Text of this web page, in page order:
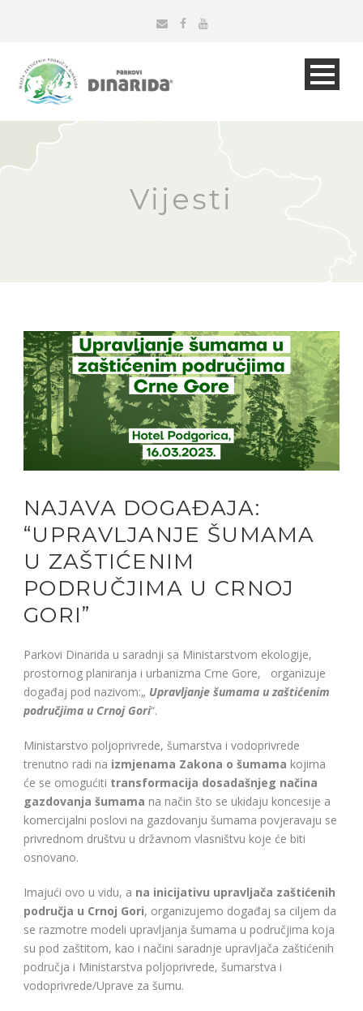
Vijesti
NAJAVA DOGAĐAJA:
“UPRAVLJANJE ŠUMAMA
U ZAŠTIĆENIM
PODRUČJIMA U CRNOJ
GORI”
Parkovi Dinarida u saradnji sa Ministarstvom ekologije,
prostornog planiranja i urbanizma Crne Gore, organizuje
događaj pod nazivom:„ Upravljanje šumama u zaštićenim
područjima u Crnoj Gori“.
Ministarstvo poljoprivrede, šumarstva i vodoprivrede
trenutno radi na izmjenama Zakona o šumama kojima
će se omogućiti transformacija dosadašnjeg načina
gazdovanja šumama na način što se ukidaju koncesije a
komercijalni poslovi na gazdovanju šumama povjeravaju se
privrednom društvu u državnom vlasništvu koje će biti
osnovano.
Imajući ovo u vidu, a na inicijativu upravljača zaštićenih
područja u Crnoj Gori, organizujemo događaj sa ciljem da
se razmotre modeli upravljanja šumama u područjima koja
su pod zaštitom, kao i načini saradnje upravljača zaštićenih
područja i Ministarstva poljoprivrede, šumarstva i
vodoprivrede/Uprave za šumu.